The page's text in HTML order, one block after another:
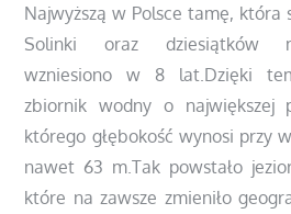
Najwyższą w Polsce tamę, która
Solinki oraz dziesiątków
wzniesiono w 8 lat.Dzięki
zbiornik wodny o największej
którego głębokość wynosi przy
nawet 63 m.Tak powstało
które na zawsze zmieniło